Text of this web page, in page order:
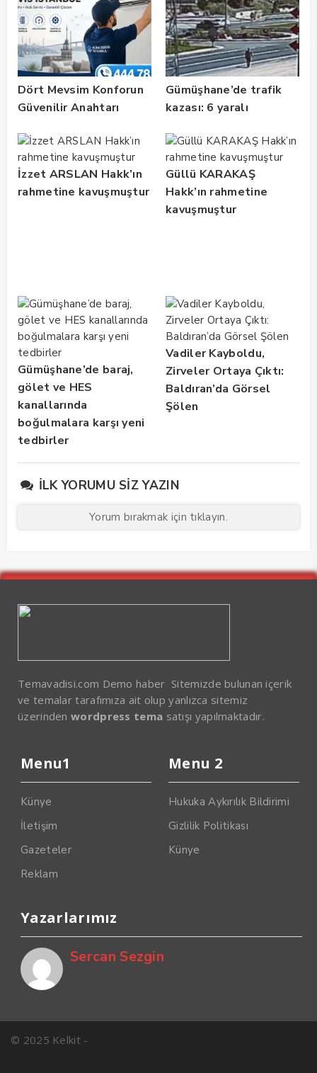
Dört Mevsim Konforun
Güvenilir Anahtarı
Gümüşhane’de trafik
kazası: 6 yaralı
İzzet ARSLAN Hakk’ın
rahmetine kavuşmuştur
Güllü KARAKAŞ
Hakk’ın rahmetine
kavuşmuştur
Gümüşhane’de baraj,
gölet ve HES
kanallarında
boğulmalara karşı yeni
tedbirler
Vadiler Kayboldu,
Zirveler Ortaya Çıktı:
Baldıran’da Görsel
Şölen
İLK YORUMU SIZ YAZIN
Yorum bırakmak için tıklayın.
Temavadisi.com Demo haber Sitemizde bulunan içerik
ve temalar tarafımıza ait olup yanlızca sitemiz
üzerinden wordpress tema satışı yapılmaktadır.
Menu1
Künye
İletişim
Gazeteler
Reklam
Menu 2
Hukuka Aykırılık Bildirimi
Gizlilik Politikası
Künye
Yazarlarımız
Sercan Sezgin
© 2025 Kelkit -